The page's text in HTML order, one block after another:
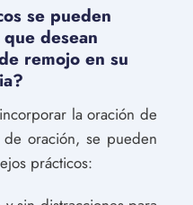
se pueden
desean
remojo en su
la oración de
oración, se pueden
prácticos: